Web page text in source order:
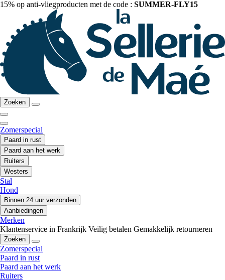
15% op anti-vliegproducten met de code : SUMMER-FLY15
Zoeken
Zomerspecial
Paard in rust
Paard aan het werk
Ruiters
Westers
Stal
Hond
Binnen 24 uur verzonden
Aanbiedingen
Merken
Klantenservice in Frankrijk Veilig betalen Gemakkelijk retourneren
Zoeken
Zomerspecial
Paard in rust
Paard aan het werk
Ruiters